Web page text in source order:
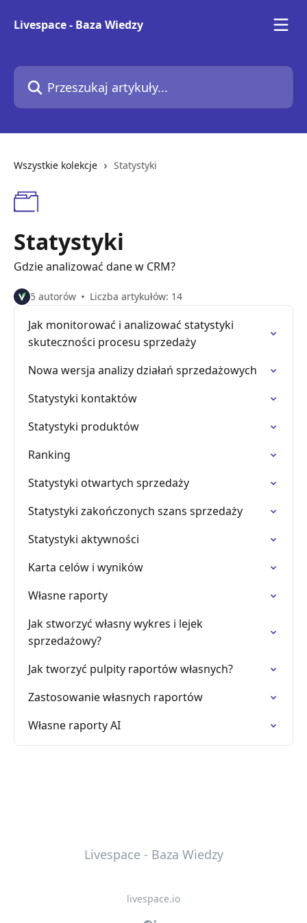
Livespace - Baza Wiedzy
Przeszukaj artykuły...
Wszystkie kolekcje Statystyki
Statystyki
Gdzie analizować dane w CRM?
5 autorów Liczba artykułów: 14
Jak monitorować i analizować statystyki
skuteczności procesu sprzedaży
Nowa wersja analizy działań sprzedażowych
Statystyki kontaktów
Statystyki produktów
Ranking
Statystyki otwartych sprzedaży
Statystyki zakończonych szans sprzedaży
Statystyki aktywności
Karta celów i wyników
Własne raporty
Jak stworzyć własny wykres i lejek
sprzedażowy?
Jak tworzyć pulpity raportów własnych?
Zastosowanie własnych raportów
Własne raporty AI
Livespace - Baza Wiedzy
livespace.io